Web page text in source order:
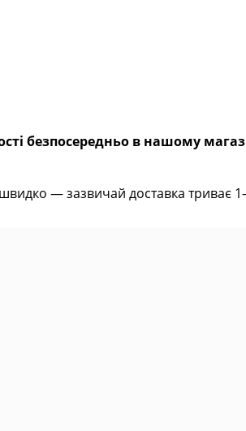
безпосередньо в нашому
— зазвичай доставка триває